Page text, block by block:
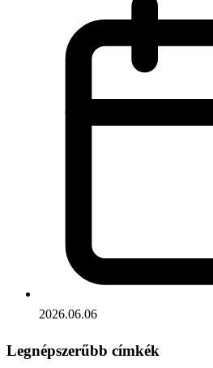
2026.06.06
Legnépszerűbb címkék